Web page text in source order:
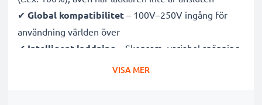
✔ Global kompatibilitet – 100V–250V ingång för
användning världen över
✔ Intelligent laddning – Skonsam, variabel spänning
förlänger batteriets livslängd
VISA MER